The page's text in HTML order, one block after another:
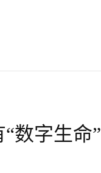
数字生命”